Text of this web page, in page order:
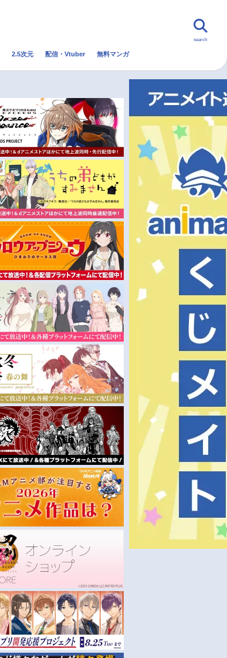
トレンド 無料マンガ
秋アニメ
冬アニメ
search
2.5次元 配信・Vtuber 無料マンガ